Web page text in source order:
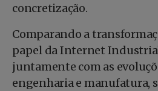
concretização.
Comparando a
papel da Internet Industrial
juntamente com as
engenharia e manufatura,